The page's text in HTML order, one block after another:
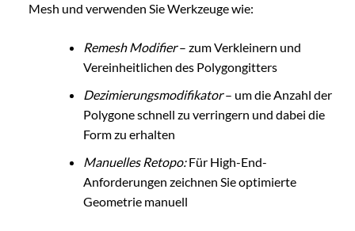
Mesh und verwenden Sie Werkzeuge wie:
Remesh Modifier– zum Verkleinern und
Vereinheitlichen des Polygongitters
Dezimierungsmodifikator– um die Anzahl der
Polygone schnell zu verringern und dabei die
Form zu erhalten
Manuelles Retopo:Für High-End-
Anforderungen zeichnen Sie optimierte
Geometrie manuell